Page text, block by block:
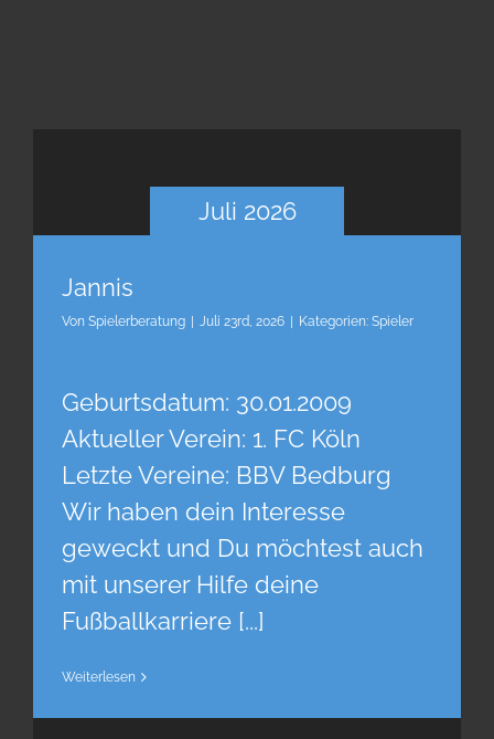
Juli 2026
Jannis
Von Spielerberatung Juli 23rd, 2026 Kategorien: Spieler
Geburtsdatum: 30.01.2009
Aktueller Verein: 1. FC Köln
Letzte Vereine: BBV Bedburg
Wir haben dein Interesse
geweckt und Du möchtest auch
mit unserer Hilfe deine
Fußballkarriere [...]
Weiterlesen